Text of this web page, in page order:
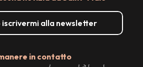
iscrivermi alla newsletter
in contatto